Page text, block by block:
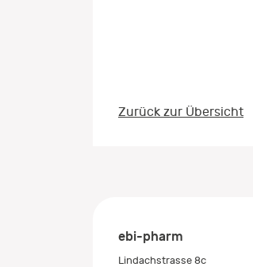
Zurück zur Übersicht
ebi-pharm
Lindachstrasse 8c